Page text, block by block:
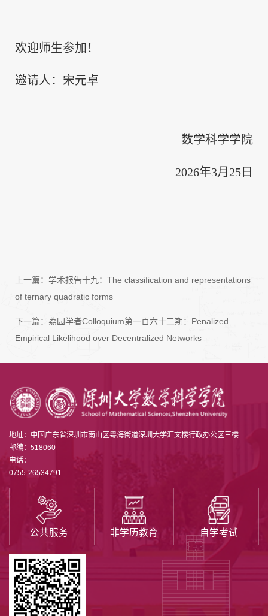
欢迎师生参加！
邀请人：宋元卓
数学科学学院
2026年3月25日
上一篇： 学术报告十九：The classification and representations
of ternary quadratic forms
下一篇： 荔园学者Colloquium第一百六十二期：Penalized
Empirical Likelihood over Decentralized Networks
地址：中国广东省深圳市南山区粤海街道深圳大学汇文楼行政办公区三楼
邮编：518060
电话：
0755-26534791
公共服务 非学历教育 自学考试